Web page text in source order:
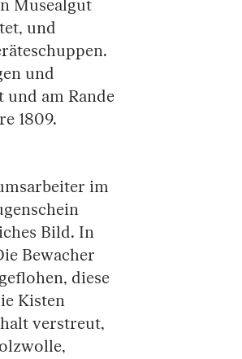
Musealgut
und
und
und am Rande
1809.
im
Bild. In
Bewacher
diese
Kisten
verstreut,